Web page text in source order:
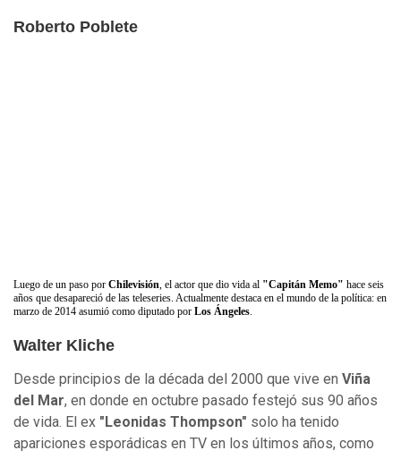
Roberto Poblete
Luego de un paso por Chilevisión, el actor que dio vida al "Capitán Memo" hace seis
años que desapareció de las teleseries. Actualmente destaca en el mundo de la política: en
marzo de 2014 asumió como diputado por Los Ángeles.
Walter Kliche
Desde principios de la década del 2000 que vive en Viña
del Mar, en donde en octubre pasado festejó sus 90 años
de vida. El ex "Leonidas Thompson" solo ha tenido
apariciones esporádicas en TV en los últimos años, como